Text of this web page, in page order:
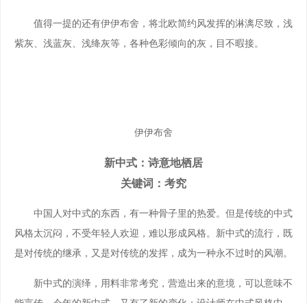
值得一提的还有伊伊布舍，将北欧简约风发挥的淋漓尽致，浅
紫灰、浅蓝灰、浅绛灰等，各种色彩倾向的灰，目不暇接。
伊伊布舍
新中式：诗意地栖居
关键词：考究
中国人对中式的东西，有一种骨子里的热爱。但是传统的中式
风格太沉闷，不受年轻人欢迎，难以形成风格。新中式的流行，既
是对传统的继承，又是对传统的发挥，成为一种永不过时的风潮。
新中式的演绎，用料非常考究，营造出来的意境，可以意味不